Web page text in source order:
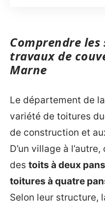
Comprendre
travaux de
Marne
Le département de la
variété de toitures
de construction et
D’un village à
des toits à deux pans
toitures à quatre
Selon leur structure,